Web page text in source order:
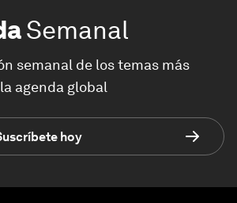
Semanal
semanal de los temas más
agenda global
hoy